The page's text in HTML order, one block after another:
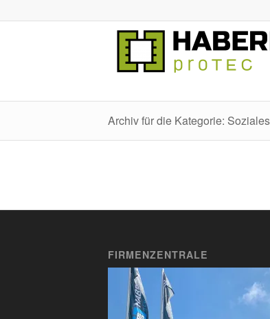
Archiv für die Kategorie:
FIRMENZENTRALE